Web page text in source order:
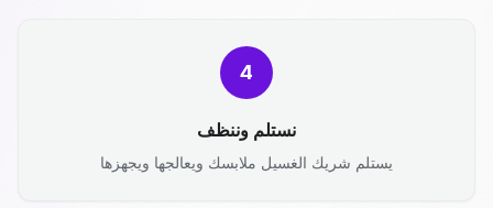
4
نستلم وننظف
يستلم شريك الغسيل ملابسك ويعالجها ويجهزها